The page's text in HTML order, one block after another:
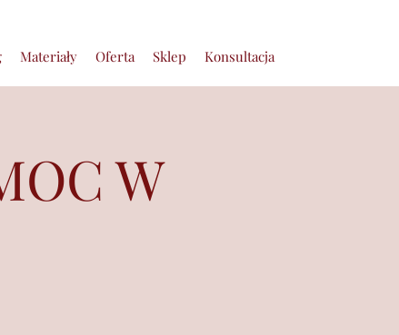
Materiały Oferta Sklep Konsultacja
W